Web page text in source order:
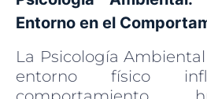
Entorno en el
La Psicología
entorno físico